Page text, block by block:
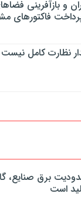
و بازآفرینی
فاکتورهای
نظارت کامل
برق صنایع،
است